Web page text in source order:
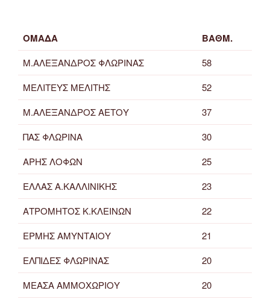
ΟΜΑΔΑ ΒΑΘΜ.
Μ.ΑΛΕΞΑΝΔΡΟΣ ΦΛΩΡΙΝΑΣ
58
ΜΕΛΙΤΕΥΣ ΜΕΛΙΤΗΣ
52
Μ.ΑΛΕΞΑΝΔΡΟΣ ΑΕΤΟΥ
37
ΠΑΣ ΦΛΩΡΙΝΑ
30
ΑΡΗΣ ΛΟΦΩΝ
25
ΕΛΛΑΣ Α.ΚΑΛΛΙΝΙΚΗΣ
23
ΑΤΡΟΜΗΤΟΣ Κ.ΚΛΕΙΝΩΝ
22
ΕΡΜΗΣ ΑΜΥΝΤΑΙΟΥ
21
ΕΛΠΙΔΕΣ ΦΛΩΡΙΝΑΣ
20
ΜΕΑΣΑ ΑΜΜΟΧΩΡΙΟΥ
20